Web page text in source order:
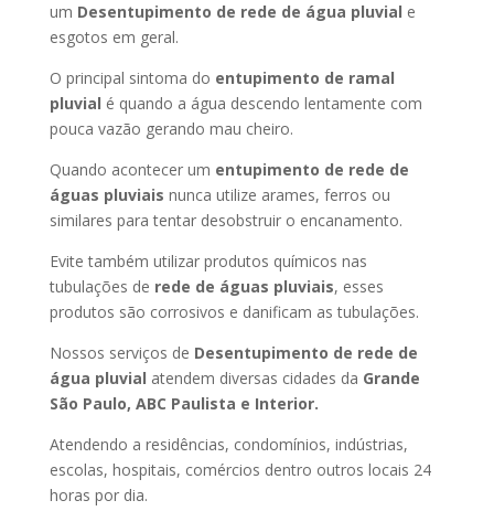
um Desentupimento de rede de água pluvial e
esgotos em geral.
O principal sintoma do entupimento de ramal
pluvial é quando a água descendo lentamente com
pouca vazão gerando mau cheiro.
Quando acontecer um entupimento de rede de
águas pluviais nunca utilize arames, ferros ou
similares para tentar desobstruir o encanamento.
Evite também utilizar produtos químicos nas
tubulações de rede de águas pluviais, esses
produtos são corrosivos e danificam as tubulações.
Nossos serviços de Desentupimento de rede de
água pluvial atendem diversas cidades da Grande
São Paulo, ABC Paulista e Interior.
Atendendo a residências, condomínios, indústrias,
escolas, hospitais, comércios dentro outros locais 24
horas por dia.